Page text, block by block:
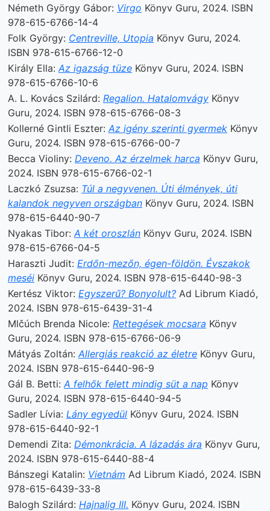
Németh György Gábor: Virgo Könyv Guru, 2024. ISBN
978-615-6766-14-4
Folk György: Centreville, Utopia Könyv Guru, 2024.
ISBN 978-615-6766-12-0
Király Ella:Az igazság tüze Könyv Guru, 2024. ISBN
978-615-6766-10-6
A. L. Kovács Szilárd: Regalion. Hatalomvágy Könyv
Guru, 2024. ISBN 978-615-6766-08-3
Kollerné Gintli Eszter:Az igény szerinti gyermek Könyv
Guru, 2024. ISBN 978-615-6766-00-7
Becca Violiny: Deveno. Az érzelmek harca Könyv Guru,
2024. ISBN 978-615-6766-02-1
Laczkó Zsuzsa: Túl a negyvenen. Úti élmények, úti
kalandok negyven országban Könyv Guru, 2024. ISBN
978-615-6440-90-7
Nyakas Tibor:A két oroszlán Könyv Guru, 2024. ISBN
978-615-6766-04-5
Haraszti Judit: Erdőn-mezőn, égen-földön. Évszakok
meséi Könyv Guru, 2024. ISBN 978-615-6440-98-3
Kertész Viktor: Egyszerű? Bonyolult? Ad Librum Kiadó,
2024. ISBN 978-615-6439-31-4
Mlčúch Brenda Nicole: Rettegések mocsara Könyv
Guru, 2024. ISBN 978-615-6766-06-9
Mátyás Zoltán:Allergiás reakció az életre Könyv Guru,
2024. ISBN 978-615-6440-96-9
Gál B. Betti:A felhők felett mindig süt a nap Könyv
Guru, 2024. ISBN 978-615-6440-94-5
Sadler Lívia: Lány egyedül Könyv Guru, 2024. ISBN
978-615-6440-92-1
Demendi Zita: Démonkrácia. A lázadás ára Könyv Guru,
2024. ISBN 978-615-6440-88-4
Bánszegi Katalin: Vietnám Ad Librum Kiadó, 2024. ISBN
978-615-6439-33-8
Balogh Szilárd: Hajnalig III. Könyv Guru, 2024. ISBN